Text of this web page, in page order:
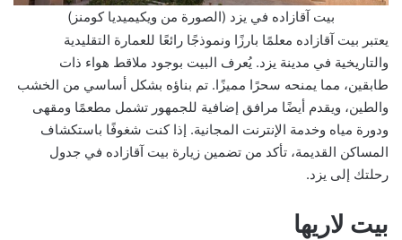
بيت آقازاده في يزد (الصورة من ويكيميديا كومنز)
يعتبر بيت آقازاده معلمًا بارزًا ونموذجًا رائعًا للعمارة التقليدية
والتاريخية في مدينة يزد. يُعرف البيت بوجود ملاقط هواء ذات
طابقين، مما يمنحه سحرًا مميزًا. تم بناؤه بشكل أساسي من الخشب
والطين، ويقدم أيضًا مرافق إضافية للجمهور تشمل مطعمًا ومقهى
ودورة مياه وخدمة الإنترنت المجانية. إذا كنت شغوفًا باستكشاف
المساكن القديمة، تأكد من تضمين زيارة بيت آقازاده في جدول
رحلتك إلى يزد.
بيت لاريها